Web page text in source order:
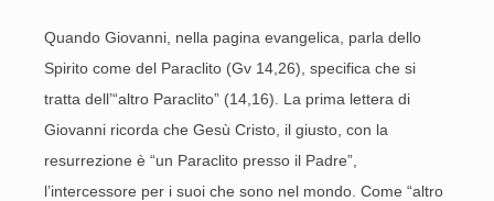
Quando Giovanni, nella pagina evangelica, parla dello
Spirito come del Paraclito (Gv 14,26), specifica che si
tratta dell’“altro Paraclito” (14,16). La prima lettera di
Giovanni ricorda che Gesù Cristo, il giusto, con la
resurrezione è “un Paraclito presso il Padre”,
l’intercessore per i suoi che sono nel mondo. Come “altro